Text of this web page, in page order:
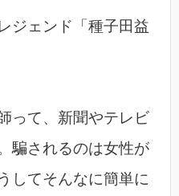
ジェンド「種子田益
って、新聞やテレビ
騙されるのは女性が
してそんなに簡単に